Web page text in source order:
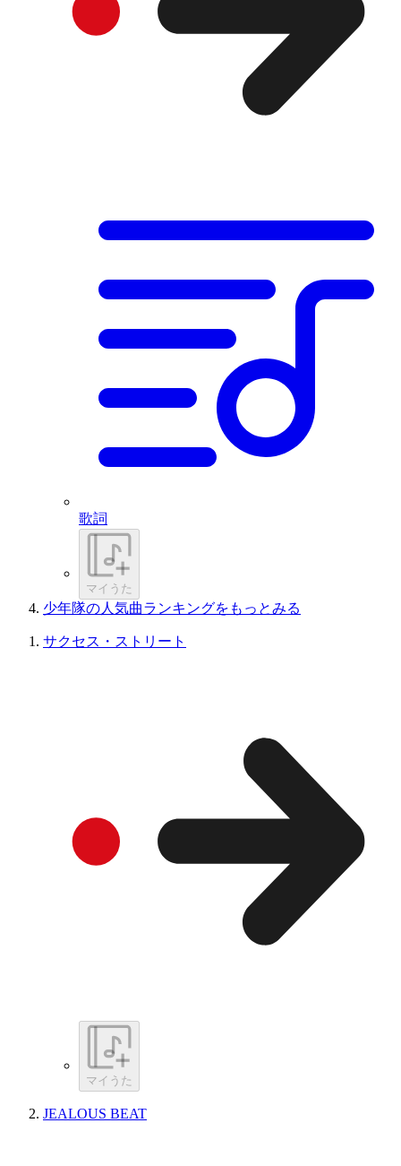
歌詞
マイうた
少年隊の人気曲ランキングをもっとみる
サクセス・ストリート
マイうた
JEALOUS BEAT